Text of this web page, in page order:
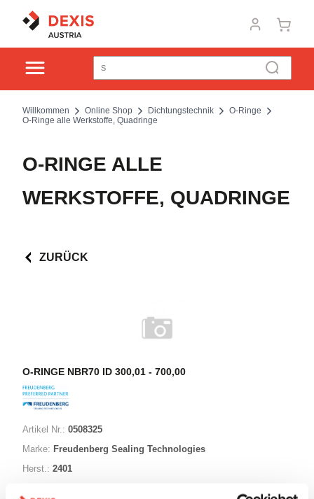
Willkommen Online Shop Dichtungstechnik
O-Ringe
O-Ringe alle Werkstoffe, Quadringe
O-RINGE ALLE
WERKSTOFFE, QUADRINGE
ZURÜCK
O-RINGE NBR70 ID 300,01 - 700,00
Artikel Nr.: 0508325
Marke: Freudenberg Sealing Technologies
Herst.: 2401